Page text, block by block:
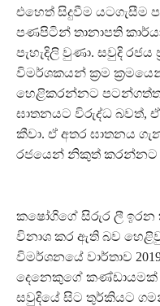
එහෙත් සිදුවීම යටගැසීම
පණපිටින් තානාපති
පැහැදිලි වුණා. සවුදි රජය
විමර්ශකයන් ක‍්‍රම
හෙළිකරන්නට
ඝාතනයට විරුද්ධ බවත්,
කීවා. ඒ අතර ඝාතනය
රජයෙන් නිකුත් කරන්නට
කෂෝගිගේ සිරුර ලී ඉරන
විනාශ කර ඇති බව
විමර්ශනයේ වාර්තාව
දෙනෙකුගේ
සවුදියේ සිට තුර්කියට